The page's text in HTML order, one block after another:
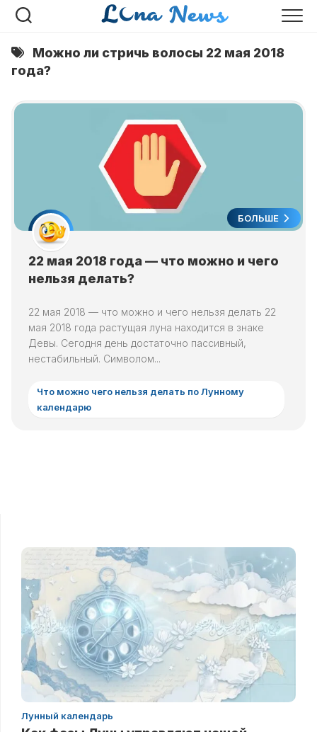
Перейти
Можно ли стричь волосы 22 мая 2018
года?
БОЛЬШЕ
22 мая 2018 года — что можно и чего
нельзя делать?
22 мая 2018 — что можно и чего нельзя делать 22
мая 2018 года растущая луна находится в знаке
Девы. Сегодня день достаточно пассивный,
нестабильный. Символом...
Что можно чего нельзя делать по Лунному
календарю
Лунный календарь